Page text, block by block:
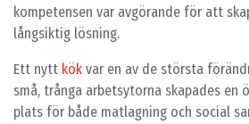
kompetensen var avgörande för att
långsiktig lösning.
Ett nytt kök var en av de största
små, trånga arbetsytorna skapades en
plats för både matlagning och social